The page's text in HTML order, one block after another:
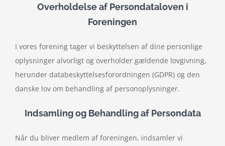
Overholdelse af Persondataloven i
Foreningen
I vores forening tager vi beskyttelsen af dine personlige
oplysninger alvorligt og overholder gældende lovgivning,
herunder databeskyttelsesforordningen (GDPR) og den
danske lov om behandling af personoplysninger.
Indsamling og Behandling af Persondata
Når du bliver medlem af foreningen, indsamler vi